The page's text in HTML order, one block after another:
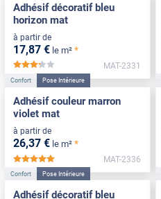
Adhésif décoratif bleu
horizon mat
à partir de
17,87 € le m² *
*****
MAT-2331
Confort Pose Intérieure
Adhésif couleur marron
violet mat
à partir de
26,37 € le m² *
*****
MAT-2336
Confort Pose Intérieure
Adhésif décoratif bleu